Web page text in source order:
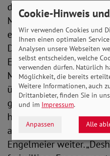
des Grundgesetzes mit
Mitmachtag zu
eindrucksvoll den
Demokratie und
Engagement. „Unsere
Menschen, die sich
übernehmen und
gelebte Demokratie
heute wichtiger denn je
auf die bevorstehenden
Engelmeier weiter.
Cookie-Hinweis
Wir verwenden Cookies und
Ihnen einen optimalen
Analysen unsere Webseiten
selbst entscheiden, welche
verwenden dürfen. Natürlich
Möglichkeit, die bereits
Weitere Informationen, auch
Drittanbieter, finden Sie in
und im Impressum.
Anpassen Alle